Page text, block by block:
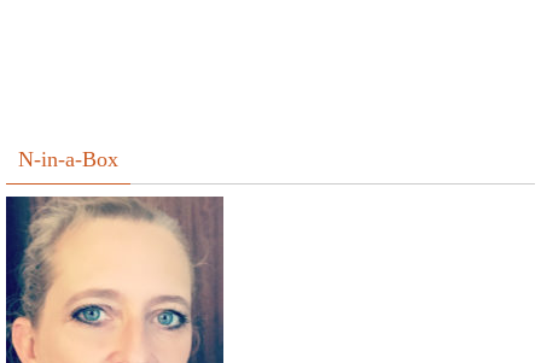
N-in-a-Box